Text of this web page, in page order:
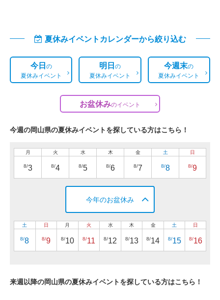
夏休みイベントカレンダーから絞り込む
今日の
夏休みイベント
明日の
夏休みイベント
今週末の
夏休みイベント
お盆休みのイベント
今週の岡山県の夏休みイベントを探している方はこちら！
月
8/3
火
8/4
水
8/5
木
8/6
金
8/7
土
8/8
日
8/9
今年のお盆休み
土
8/8
日
8/9
月
8/10
火
8/11
水
8/12
木
8/13
金
8/14
土
8/15
日
8/16
来週以降の岡山県の夏休みイベントを探している方はこちら！